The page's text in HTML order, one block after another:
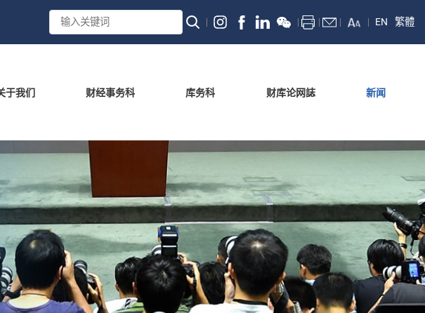
EN 繁體
于我们 财经事务科 库务科 财库论网誌 新闻